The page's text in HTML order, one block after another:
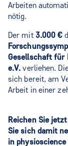
Arbeiten
nötig.
Der mit 3.000 €
Gesellschaft für
e.V.verliehen.
sich bereit, am
Arbeit in einer
Reichen Sie
Sie sich damit
in